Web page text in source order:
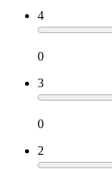
4
0
3
0
2